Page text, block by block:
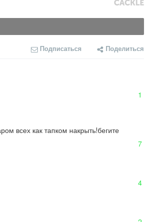
Подписаться Поделиться
1
всех как тапком накрыть!бегите
7
4